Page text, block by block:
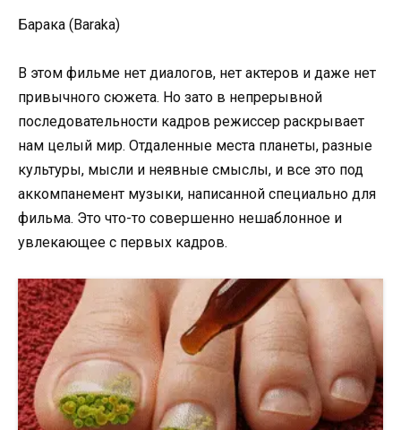
Барака (Baraka)
В этом фильме нет диалогов, нет актеров и даже нет
привычного сюжета. Но зато в непрерывной
последовательности кадров режиссер раскрывает
нам целый мир. Отдаленные места планеты, разные
культуры, мысли и неявные смыслы, и все это под
аккомпанемент музыки, написанной специально для
фильма. Это что-то совершенно нешаблонное и
увлекающее с первых кадров.